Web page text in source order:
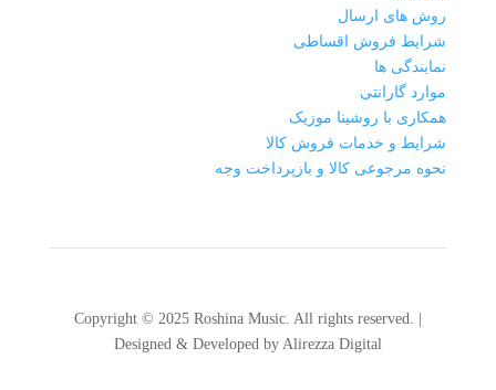
روش های ارسال
شرایط فروش اقساطی
نمایندگی ها
موارد گارانتی
همکاری با روشینا موزیک
شرایط و خدمات فروش کالا
نحوه مرجوعی کالا و بازپرداخت وجه
Copyright © 2025 Roshina Music. All rights reserved. |
Designed & Developed by Alirezza Digital